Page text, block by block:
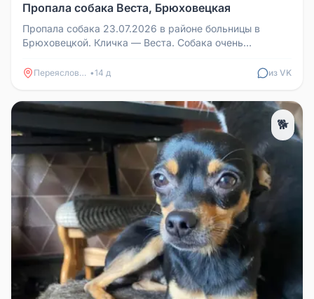
Пропала собака Веста, Брюховецкая
Пропала собака 23.07.2026 в районе больницы в
Брюховецкой. Кличка — Веста. Собака очень
Переясловская •14 д из VK
🐕